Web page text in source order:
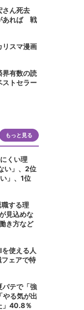
さん死去
あれば 戦
スマ漫画
界有数の読
トセラー
もっと見る
くい理
い」、2位
」、1位
する理
見込めな
き方など
使える人
ェアで特
テで「強
やる気が出
」40.8％